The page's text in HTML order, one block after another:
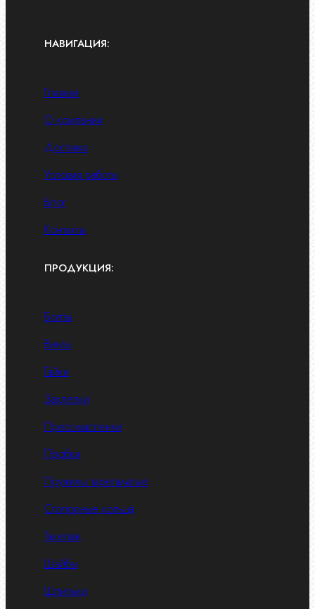
НАВИГАЦИЯ:
Главная
О компании
Доставка
Условия работы
Блог
Контакты
ПРОДУКЦИЯ:
Болты
Винты
Гайки
Заклепки
Пресс-масленки
Пробки
Пружины тарельчатые
Стопорные кольца
Такелаж
Шайбы
Шпильки